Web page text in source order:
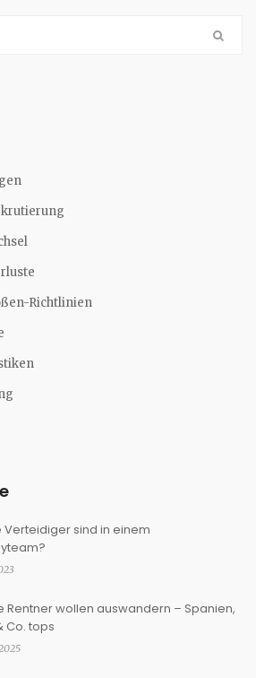
Richtlinien
Verteidiger sind in einem
Rentner wollen auswandern – Spanien,
Co. tops